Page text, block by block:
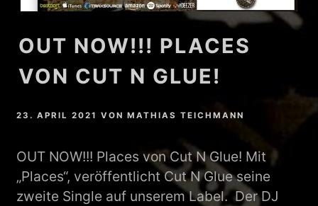
OUT NOW!!! PLACES
VON CUT N GLUE!
23. APRIL 2021 VONMATHIAS TEICHMANN
OUT NOW!!! Places von Cut N Glue! Mit
„Places“, veröffentlicht Cut N Glue seine
zweite Single auf unserem Label. Der DJ